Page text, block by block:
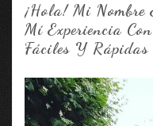
¡Hola! Mi Nombre
Mí Experiencia
Fáciles Y